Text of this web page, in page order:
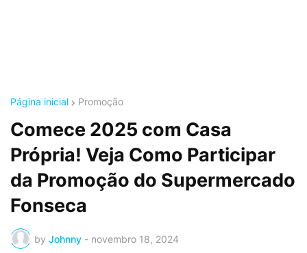
Página inicial Promoção
Comece 2025 com Casa
Própria! Veja Como Participar
da Promoção do Supermercado
Fonseca
by Johnny - novembro 18, 2024